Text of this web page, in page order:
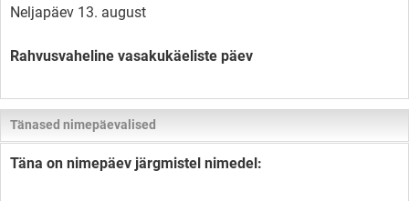
Neljapäev 13. august
Rahvusvaheline vasakukäeliste päev
Tänased nimepäevalised
Täna on nimepäev järgmistel nimedel: